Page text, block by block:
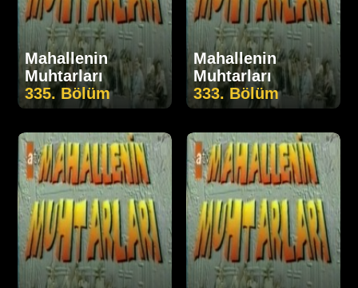
Mahallenin
Muhtarları
335. Bölüm
Mahallenin
Muhtarları
333. Bölüm